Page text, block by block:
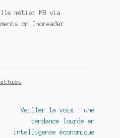
métier MB via
on Inoreader
Article
suivant :
Veiller la voix : une
tendance lourde en
intelligence économique